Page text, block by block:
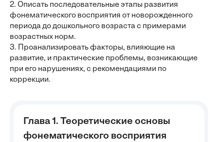
2. Описать последовательные этапы развития
фонематического восприятия от новорожденного
периода до дошкольного возраста с примерами
возрастных норм.
3. Проанализировать факторы, влияющие на
развитие, и практические проблемы, возникающие
при его нарушениях, с рекомендациями по
коррекции.
Глава 1. Теоретические основы
фонематического восприятия